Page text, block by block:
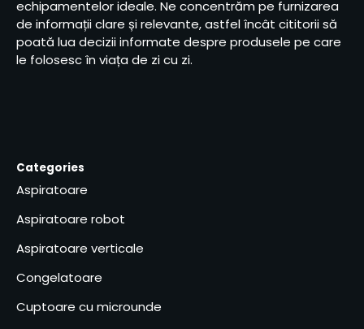
echipamentelor ideale. Ne concentrăm pe furnizarea
de informații clare și relevante, astfel încât cititorii să
poată lua decizii informate despre produsele pe care
le folosesc în viața de zi cu zi.
Categories
Aspiratoare
Aspiratoare robot
Aspiratoare verticale
Congelatoare
Cuptoare cu microunde